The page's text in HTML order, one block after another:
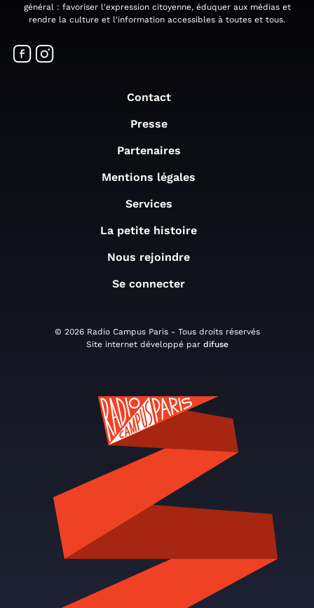
général : favoriser l'expression citoyenne, éduquer aux médias et
rendre la culture et l'information accessibles à toutes et tous.
Contact
Presse
Partenaires
Mentions légales
Services
La petite histoire
Nous rejoindre
Se connecter
© 2026 Radio Campus Paris - Tous droits réservés
Site internet développé par difuse